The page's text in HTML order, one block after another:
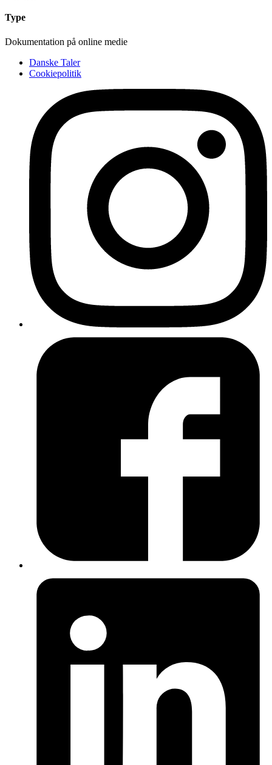
Type
Dokumentation på online medie
Danske Taler
Cookiepolitik